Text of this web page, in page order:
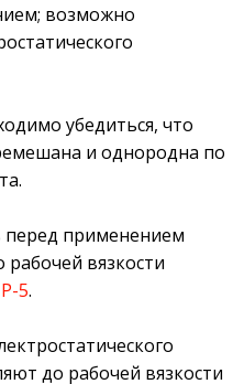
возможно
убедиться, что
и однородна по
перед применением
вязкости
Р-5.
до рабочей вязкости